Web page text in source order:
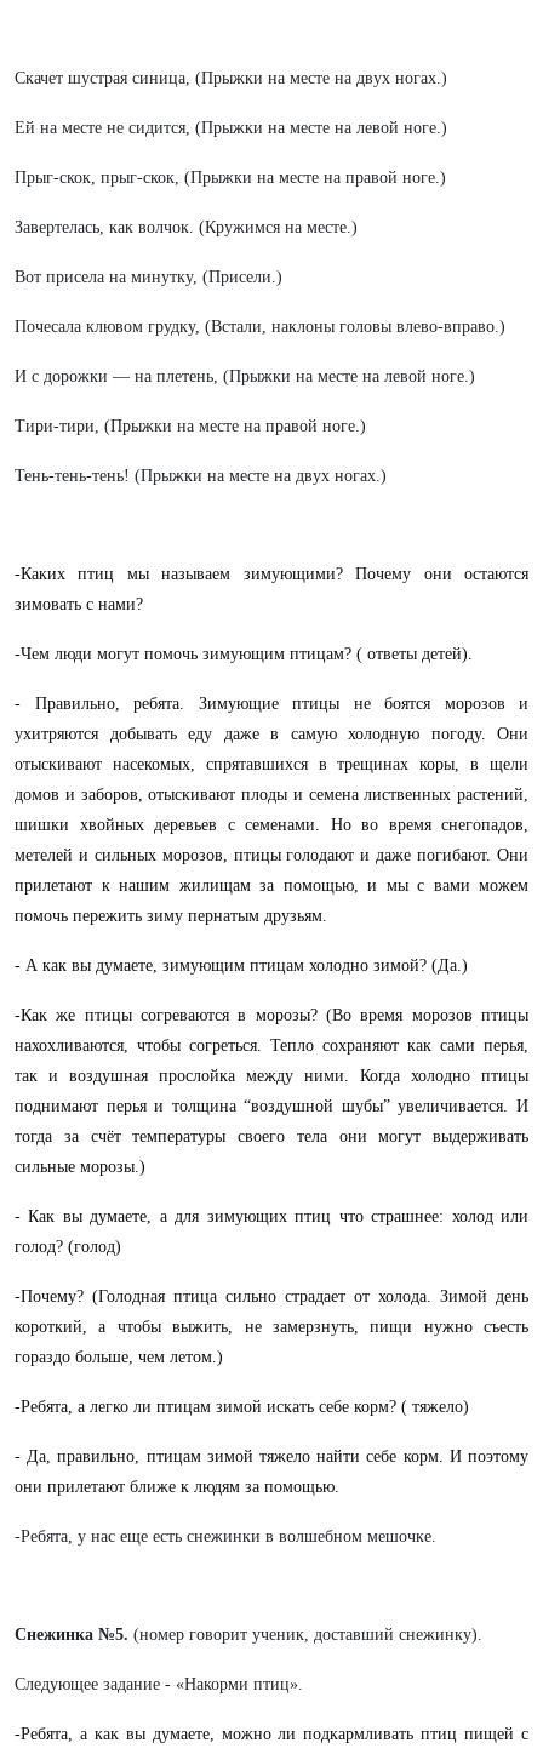
Скачет шустрая синица, (Прыжки на месте на двух ногах.)
Ей на месте не сидится, (Прыжки на месте на левой ноге.)
Прыг-скок, прыг-скок, (Прыжки на месте на правой ноге.)
Завертелась, как волчок. (Кружимся на месте.)
Вот присела на минутку, (Присели.)
Почесала клювом грудку, (Встали, наклоны головы влево-вправо.)
И с дорожки — на плетень, (Прыжки на месте на левой ноге.)
Тири-тири, (Прыжки на месте на правой ноге.)
Тень-тень-тень! (Прыжки на месте на двух ногах.)
-Каких птиц мы называем зимующими? Почему они остаются
зимовать с нами?
-Чем люди могут помочь зимующим птицам? ( ответы детей).
- Правильно, ребята. Зимующие птицы не боятся морозов и
ухитряются добывать еду даже в самую холодную погоду. Они
отыскивают насекомых, спрятавшихся в трещинах коры, в щели
домов и заборов, отыскивают плоды и семена лиственных растений,
шишки хвойных деревьев с семенами. Но во время снегопадов,
метелей и сильных морозов, птицы голодают и даже погибают. Они
прилетают к нашим жилищам за помощью, и мы с вами можем
помочь пережить зиму пернатым друзьям.
- А как вы думаете, зимующим птицам холодно зимой? (Да.)
-Как же птицы согреваются в морозы? (Во время морозов птицы
нахохливаются, чтобы согреться. Тепло сохраняют как сами перья,
так и воздушная прослойка между ними. Когда холодно птицы
поднимают перья и толщина “воздушной шубы” увеличивается. И
тогда за счёт температуры своего тела они могут выдерживать
сильные морозы.)
- Как вы думаете, а для зимующих птиц что страшнее: холод или
голод? (голод)
-Почему? (Голодная птица сильно страдает от холода. Зимой день
короткий, а чтобы выжить, не замерзнуть, пищи нужно съесть
гораздо больше, чем летом.)
-Ребята, а легко ли птицам зимой искать себе корм? ( тяжело)
- Да, правильно, птицам зимой тяжело найти себе корм. И поэтому
они прилетают ближе к людям за помощью.
-Ребята, у нас еще есть снежинки в волшебном мешочке.
Снежинка №5. (номер говорит ученик, доставший снежинку).
Следующее задание - «Накорми птиц».
-Ребята, а как вы думаете, можно ли подкармливать птиц пищей с